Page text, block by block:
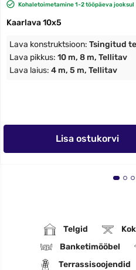
Kohaletoimetamine 1-2 tööpäeva jooksul
Kaarlava 10x5
Lava konstruktsioon: Tsingitud
Lava pikkus: 10 m, 8 m, Tellitav
Lava laius: 4 m, 5 m, Tellitav
Lisa ostukorvi
Telgid
Banketimööbel
Terrassisoojendid